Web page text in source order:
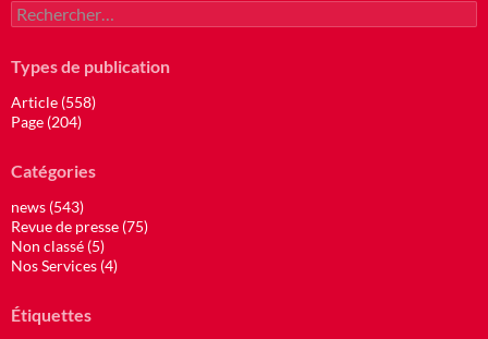
Rechercher :
Types de publication
Article (558)
Page (204)
Catégories
news (543)
Revue de presse (75)
Non classé (5)
Nos Services (4)
Étiquettes